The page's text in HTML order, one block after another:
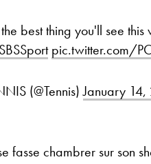
the best thing you'll see
pic.twitter.com/
(@Tennis)January
fasse chambrer sur son